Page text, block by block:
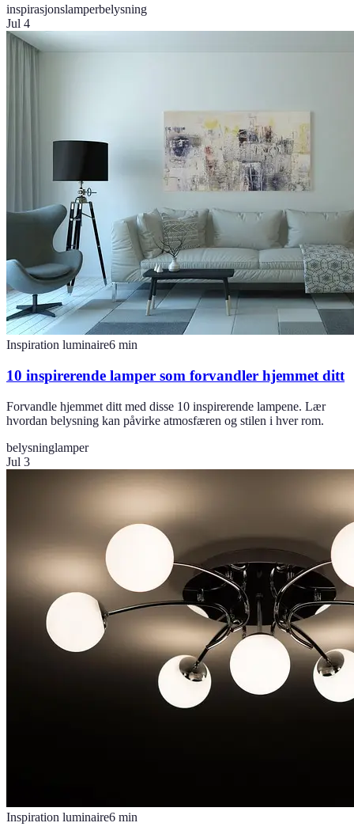
inspirasjonslamperbelysning
Jul 4
Inspiration luminaire6 min
10 inspirerende lamper som forvandler hjemmet ditt
Forvandle hjemmet ditt med disse 10 inspirerende lampene. Lær
hvordan belysning kan påvirke atmosfæren og stilen i hver rom.
belysninglamper
Jul 3
Inspiration luminaire6 min